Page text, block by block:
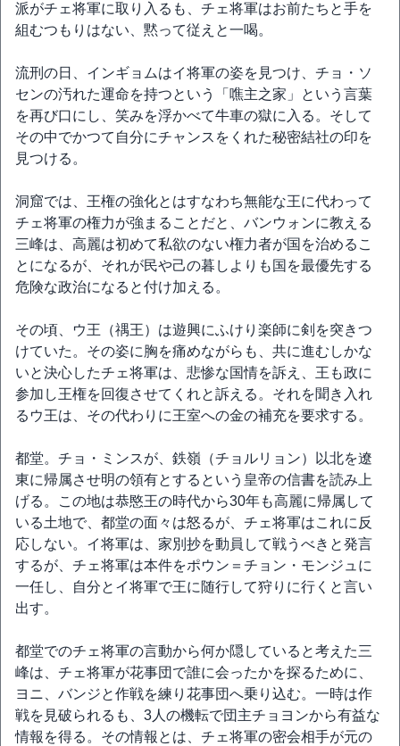
派がチェ将軍に取り入るも、チェ将軍はお前たちと手を
組むつもりはない、黙って従えと一喝。
流刑の日、インギョムはイ将軍の姿を見つけ、チョ・ソ
センの汚れた運命を持つという「噍主之家」という言葉
を再び口にし、笑みを浮かべて牛車の獄に入る。そして
その中でかつて自分にチャンスをくれた秘密結社の印を
見つける。
洞窟では、王権の強化とはすなわち無能な王に代わって
チェ将軍の権力が強まることだと、バンウォンに教える
三峰は、高麗は初めて私欲のない権力者が国を治めるこ
とになるが、それが民や己の暮しよりも国を最優先する
危険な政治になると付け加える。
その頃、ウ王（禑王）は遊興にふけり楽師に剣を突きつ
けていた。その姿に胸を痛めながらも、共に進むしかな
いと決心したチェ将軍は、悲惨な国情を訴え、王も政に
参加し王権を回復させてくれと訴える。それを聞き入れ
るウ王は、その代わりに王室への金の補充を要求する。
都堂。チョ・ミンスが、鉄嶺（チョルリョン）以北を遼
東に帰属させ明の領有とするという皇帝の信書を読み上
げる。この地は恭愍王の時代から30年も高麗に帰属して
いる土地で、都堂の面々は怒るが、チェ将軍はこれに反
応しない。イ将軍は、家別抄を動員して戦うべきと発言
するが、チェ将軍は本件をポウン＝チョン・モンジュに
一任し、自分とイ将軍で王に随行して狩りに行くと言い
出す。
都堂でのチェ将軍の言動から何か隠していると考えた三
峰は、チェ将軍が花事団で誰に会ったかを探るために、
ヨニ、バンジと作戦を練り花事団へ乗り込む。一時は作
戦を見破られるも、3人の機転で団主チョヨンから有益な
情報を得る。その情報とは、チェ将軍の密会相手が元の